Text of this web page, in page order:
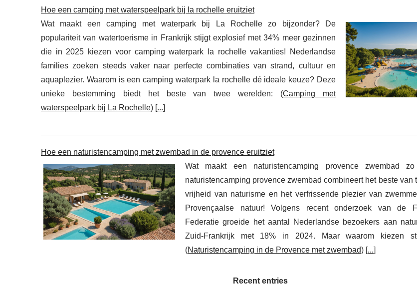
Hoe een camping met waterspeelpark bij la rochelle eruitziet
Wat maakt een camping met waterpark bij La Rochelle zo bijzonder? De
populariteit van watertoerisme in Frankrijk stijgt explosief met 34% meer gezinnen
die in 2025 kiezen voor camping waterpark la rochelle vakanties! Nederlandse
families zoeken steeds vaker naar perfecte combinaties van strand, cultuur en
aquaplezier. Waarom is een camping waterpark la rochelle dé ideale keuze? Deze
unieke bestemming biedt het beste van twee werelden: (Camping met
waterspeelpark bij La Rochelle) [...]
Hoe een naturistencamping met zwembad in de provence eruitziet
Wat maakt een naturistencamping provence zwembad
naturistencamping provence zwembad combineert het beste van
vrijheid van naturisme en het verfrissende plezier van
Provençaalse natuur! Volgens recent onderzoek van de
Federatie groeide het aantal Nederlandse bezoekers aan
Zuid-Frankrijk met 18% in 2024. Maar waarom kiezen
(Naturistencamping in de Provence met zwembad) [...]
Recent entries